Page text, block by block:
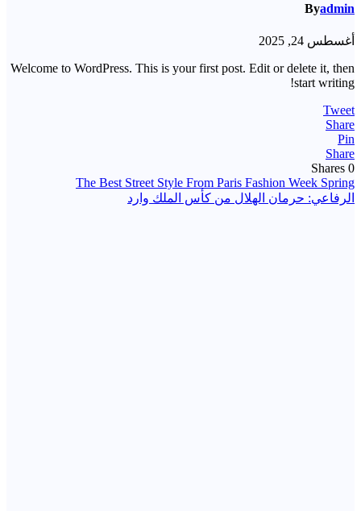
Byadmin
أغسطس 24, 2025
Welcome to WordPress. This is your first post. Edit or delete it, then
start writing!
Tweet
Share
Pin
Share
0
Shares
تصفّح
المقالات
The Best Street Style From Paris Fashion Week Spring
الرفاعي: حرمان الهلال من كأس الملك وارد